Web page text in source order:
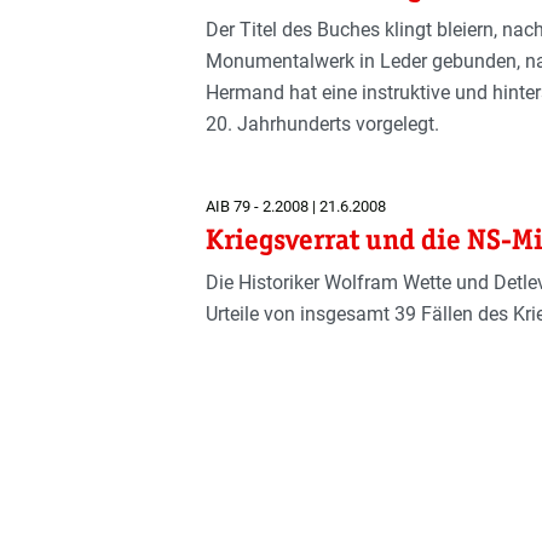
Der Titel des Buches klingt bleiern,
Monumentalwerk in Leder gebunden,
Hermand hat eine instruktive und
20. Jahrhunderts vorgelegt.
AIB 79 - 2.2008 | 21.6.2008
Kriegsverrat und die NS-
Die Historiker Wolfram Wette und
Urteile von insgesamt 39 Fällen des